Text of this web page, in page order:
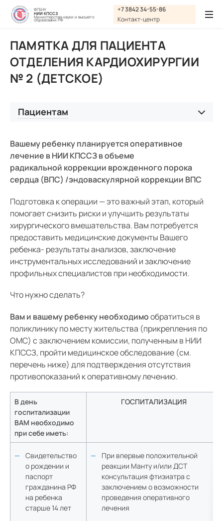
Обычная версия сайта
Шрифт: A A A
Цвет: Ц Ц Ц
Графика:
Выключить изображения
Включить видео
Интервал:
Полуторный
Двойной
Разрядка:
С засечками
ФГБНУ
НИИ КПССЗ
Министерства науки и высшего
образовани РФ Контакт-центр
+7 3842 34-55-86
ПАМЯТКА ДЛЯ ПАЦИЕНТА
ОТДЕЛЕНИЯ КАРДИОХИРУРГИИ
№ 2 (ДЕТСКОЕ)
Пациентам
гарантий бесплатного оказания гражданам
медицинской помощи на 2026 год и на плановый
период 2027 и 2028 годы
Заочная консультация
Виды медицинской помощи
Госпитализация
Подготовка к госпитализации
Памятки для пациентов
Памятка для пациента на госпитализацию (ВМП)
Памятка для пациента детского кардиохирургического
Правила лечебно-охранительного режима и
посещения пациентов
Консультативно-диагностическое отделение
Личный кабинет налогоплательщика
Лекарственное обеспечение
Права и обязанности
Программы реабилитации
Анкета стационарного пациента
Школа здоровья. Кардиохирургия
Анкета амбулаторного пациента
Вашему ребенку планируется оперативное
лечение в НИИ КПССЗ в объеме
радикальной коррекции врожденного порока
сердца (ВПС) /эндоваскулярной коррекции ВПС
Подготовка к операции — это важный этап, который
помогает снизить риски и улучшить результаты
хирургического вмешательства. Вам потребуется
предоставить медицинские документы Вашего
ребенка- результаты анализов, заключение
инструментальных исследований и заключение
профильных специалистов при необходимости.
Что нужно сделать?
Вам и вашему ребенку необходимообратиться в
поликлинику по месту жительства (прикрепления по
ОМС) с заключением комиссии, полученным в НИИ
КПССЗ, пройти медицинское обследование (см.
перечень ниже) для подтверждения отсутствия
противопоказаний к оперативному лечению.
В день
госпитализации
ВАМ необходимо
при себе иметь:
ГОСПИТАЛИЗАЦИЯ
Свидетельство
о рождении и
паспорт
гражданина РФ
на ребенка
старше 14 лет
При впервые положительной
реакции Манту и/или ДСТ
консультация фтизиатра с
заключением о возможности
проведения оперативного
лечения